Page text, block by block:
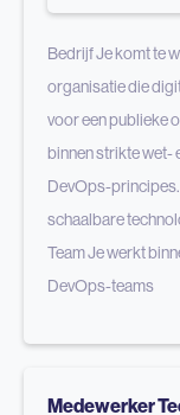
Bedrijf Je komt te
organisatie die
voor een publieke
binnen strikte wet-
DevOps-
schaalbare
Team Je werkt
DevOps-teams
Medewerker